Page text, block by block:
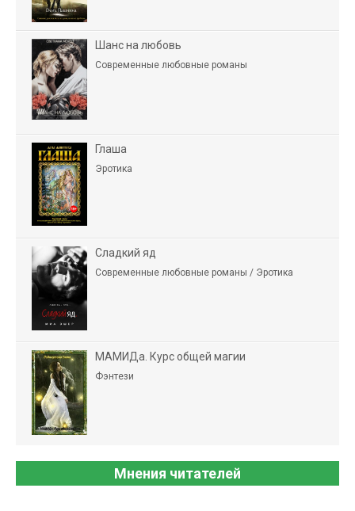
Шанс на любовь
Современные любовные романы
Глаша
Эротика
Сладкий яд
Современные любовные романы / Эротика
МАМИДа. Курс общей магии
Фэнтези
Мнения читателей